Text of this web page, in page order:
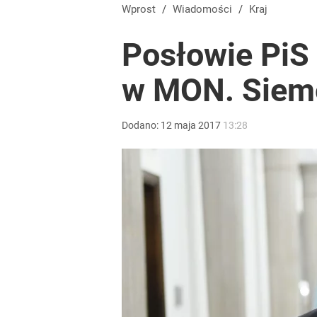
Dlaczego Andrzej Duda się nie udziela? Były
Nawrocki ma szansę na drugą kadencję? Tak
Farmacja: wzrost pod presją. co czeka branżę do
Wprost / Wiadomości / Kraj
Posłowie
w MON.
Dodano: 12 maja 2017 13:28